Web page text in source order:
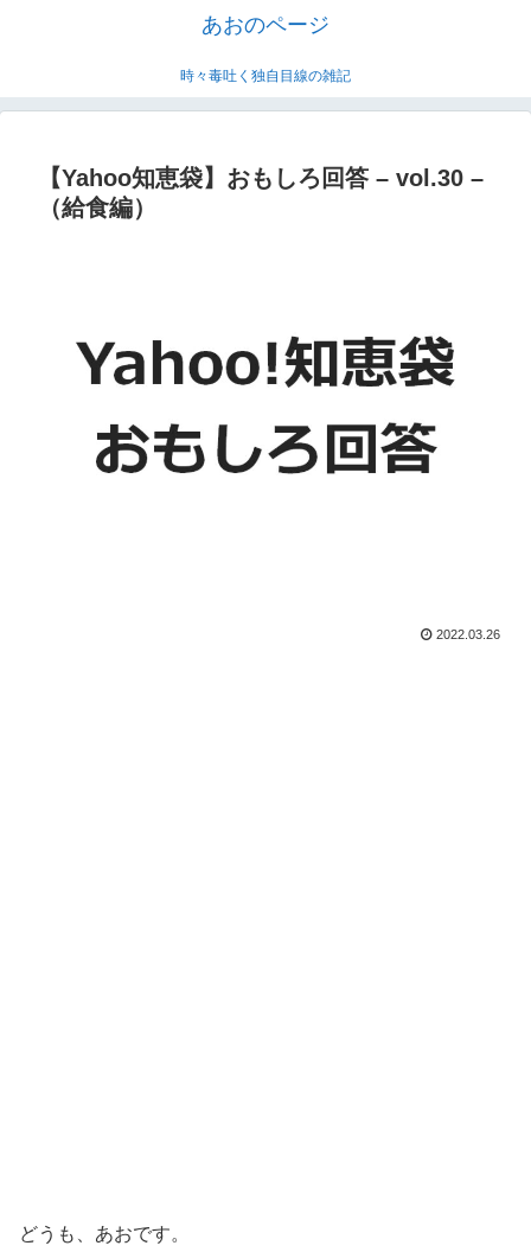
あおのページ
時々毒吐く独自目線の雑記
【Yahoo知恵袋】おもしろ回答 – vol.30 –
（給食編）
2022.03.26
どうも、あおです。